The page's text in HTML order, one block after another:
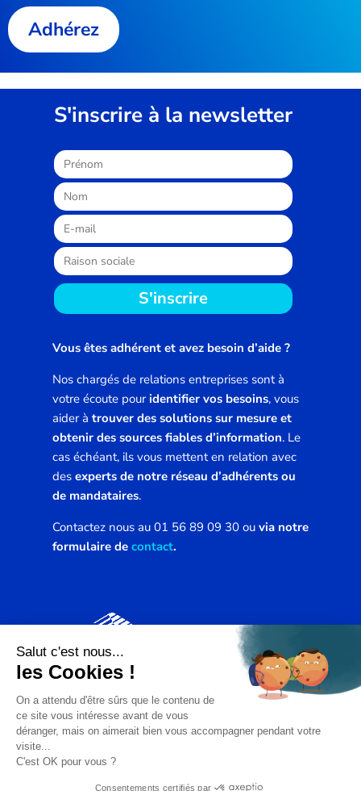
Adhérez
S'inscrire à la newsletter
S'inscrire
Vous êtes adhérent et avez besoin d’aide ?
Nos chargés de relations entreprises sont à
votre écoute pouridentifier vos besoins, vous
aider à trouver des solutions sur mesure et
obtenir des sources fiables d’information. Le
cas échéant, ils vous mettent en relation avec
des experts de notre réseau d’adhérents ou
de mandataires.
Contactez nous au 01 56 89 09 30 ou via notre
formulaire de contact.